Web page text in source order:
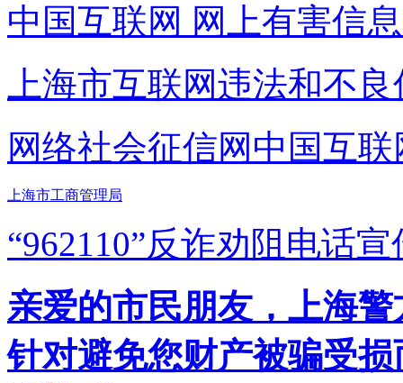
中国互联网 网上有害信
上海市互联网违法和不
网络社会征信网 中国互
上海市工商管理局
“962110”反诈劝阻电话宣
亲爱的市民朋友，上海
针对避免您财产被骗受